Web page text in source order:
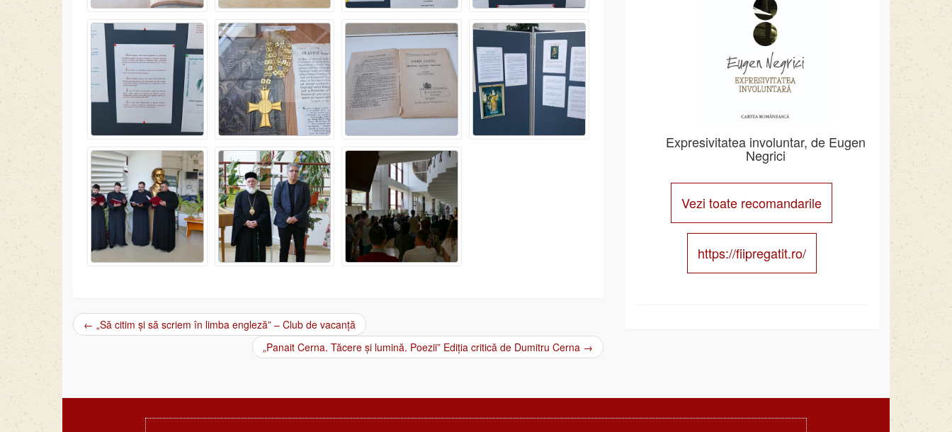
Post navigation
← „Să citim și să scriem în limba engleză” – Club de vacanță
„Panait Cerna. Tăcere și lumină. Poezii” Ediția critică de Dumitru Cerna →
Expresivitatea involuntar, de Eugen
Negrici
Vezi toate recomandarile
https://fiipregatit.ro/